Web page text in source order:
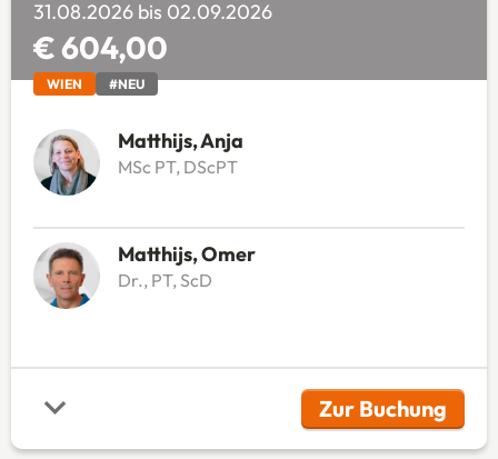
31.08.2026 bis 02.09.2026
€ 604,00
WIEN #NEU
Matthijs, Anja
MSc PT, DScPT
Matthijs, Omer
Dr., PT, ScD
Zur Buchung
(Öffnet in